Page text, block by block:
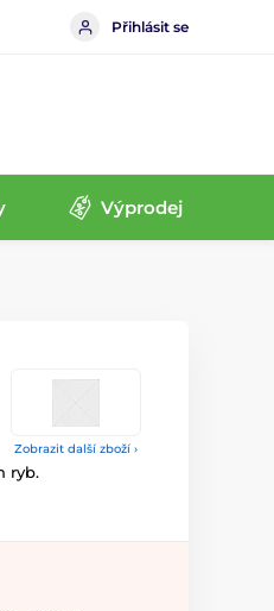
Přihlásit se
Výprodej
Zobrazit další zboží ›
ryb.